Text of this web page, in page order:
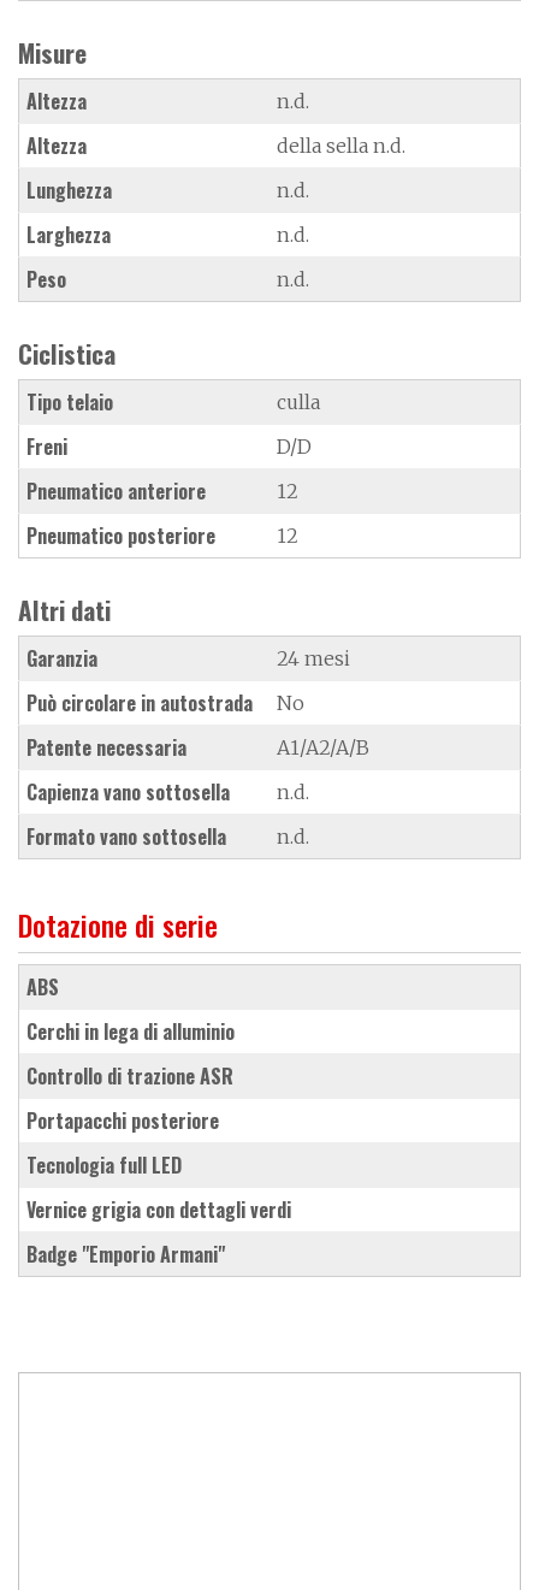
Misure
Altezza n.d.
Altezza della sella n.d.
Lunghezza n.d.
Larghezza n.d.
Peso n.d.
Ciclistica
Tipo telaio culla
Freni D/D
Pneumatico anteriore 12
Pneumatico posteriore 12
Altri dati
Garanzia 24 mesi
Può circolare in autostrada No
Patente necessaria A1/A2/A/B
Capienza vano sottosella n.d.
Formato vano sottosella n.d.
Dotazione di serie
ABS
cerchi in lega di alluminio
controllo di trazione ASR
portapacchi posteriore
tecnologia full LED
vernice grigia con dettagli verdi
badge "Emporio Armani"